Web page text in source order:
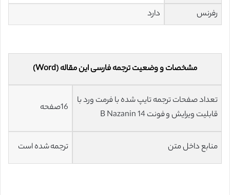
رفرنس دارد
مشخصات و وضعیت ترجمه فارسی این مقاله (Word)
تعداد صفحات ترجمه تایپ شده با فرمت ورد با
قابلیت ویرایش و فونت 14 B Nazanin
16صفحه
منابع داخل متن ترجمه شده است